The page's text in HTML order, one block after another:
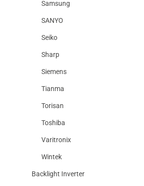
Samsung
SANYO
Seiko
Sharp
Siemens
Tianma
Torisan
Toshiba
Varitronix
Wintek
Backlight Inverter